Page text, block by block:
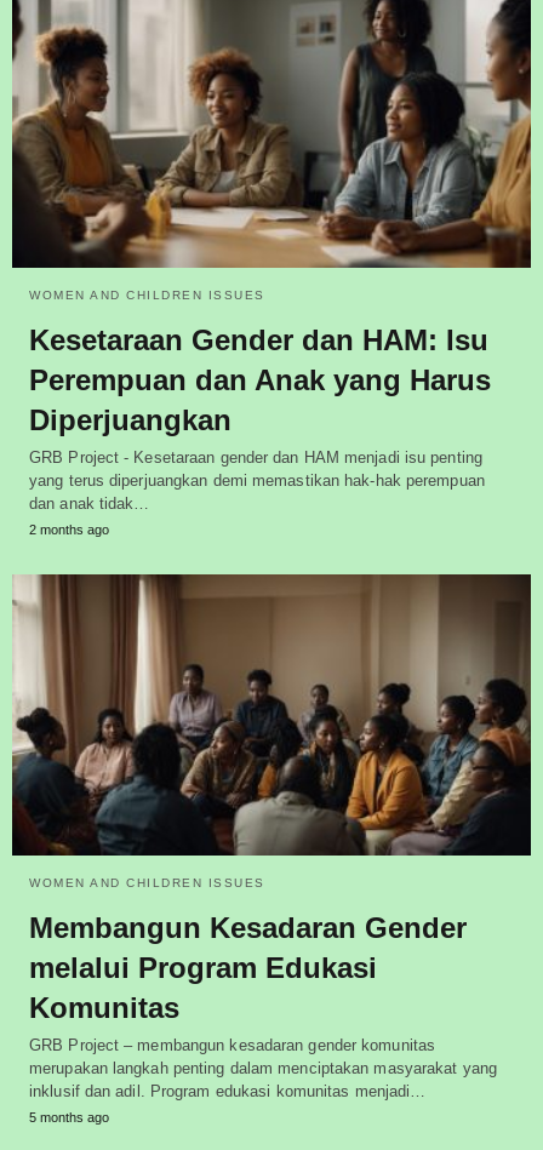
WOMEN AND CHILDREN ISSUES
Kesetaraan Gender dan HAM: Isu
Perempuan dan Anak yang Harus
Diperjuangkan
GRB Project - Kesetaraan gender dan HAM menjadi isu penting
yang terus diperjuangkan demi memastikan hak-hak perempuan
dan anak tidak…
2 months ago
WOMEN AND CHILDREN ISSUES
Membangun Kesadaran Gender
melalui Program Edukasi
Komunitas
GRB Project – membangun kesadaran gender komunitas
merupakan langkah penting dalam menciptakan masyarakat yang
inklusif dan adil. Program edukasi komunitas menjadi…
5 months ago